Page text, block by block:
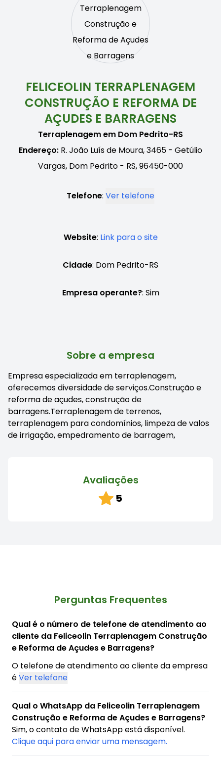
FELICEOLIN TERRAPLENAGEM
CONSTRUÇÃO E REFORMA DE
AÇUDES E BARRAGENS
Terraplenagem em Dom Pedrito-RS
Endereço: R. João Luís de Moura, 3465 - Getúlio
Vargas, Dom Pedrito - RS, 96450-000
Telefone: Ver telefone
Website: Link para o site
Cidade: Dom Pedrito-RS
Empresa operante?: Sim
Sobre a empresa
Empresa especializada em terraplenagem,
oferecemos diversidade de serviços.Construção e
reforma de açudes, construção de
barragens.Terraplenagem de terrenos,
terraplenagem para condomínios, limpeza de valos
de irrigação, empedramento de barragem,
Avaliações
5
Perguntas Frequentes
Qual é o número de telefone de atendimento ao
cliente da Feliceolin Terraplenagem Construção
e Reforma de Açudes e Barragens?
O telefone de atendimento ao cliente da empresa
éVer telefone
Qual o WhatsApp da Feliceolin Terraplenagem
Construção e Reforma de Açudes e Barragens?
Sim, o contato de WhatsApp está disponível.
Clique aqui para enviar uma mensagem.